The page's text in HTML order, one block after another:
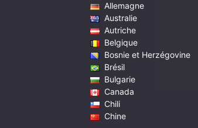
Allemagne
Australie
Autriche
Belgique
Bosnie et Herzégovine
Brésil
Bulgarie
Canada
Chili
Chine